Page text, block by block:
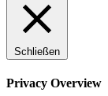
Schließen
Privacy Overview